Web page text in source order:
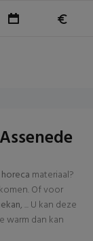
horeca materiaal?
Of voor
, ... U kan deze
warm dan kan